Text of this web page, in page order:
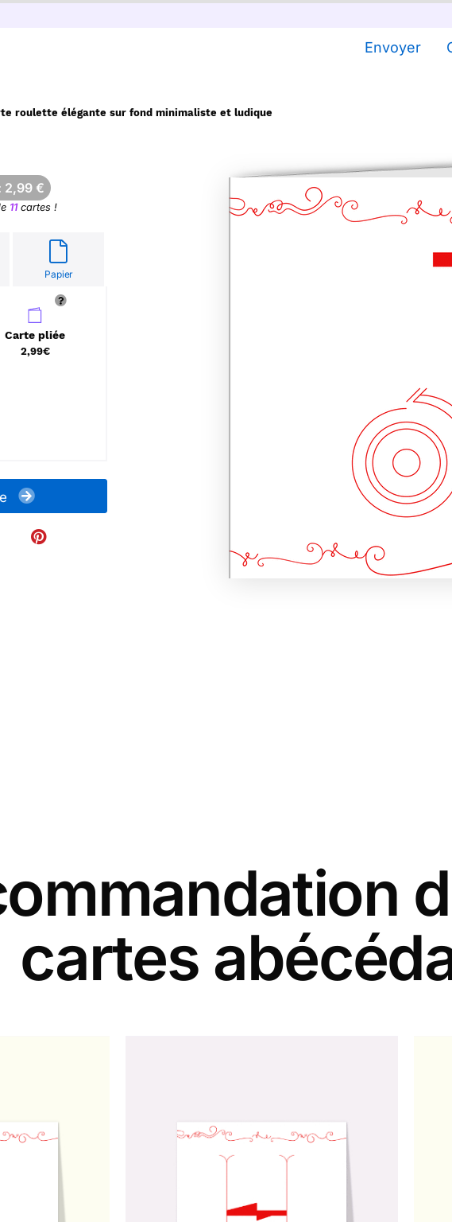
Envoyer
roulette élégante sur fond minimaliste et ludique
2,99 €
11cartes !
Papier
Carte pliée
2,99€
cartes